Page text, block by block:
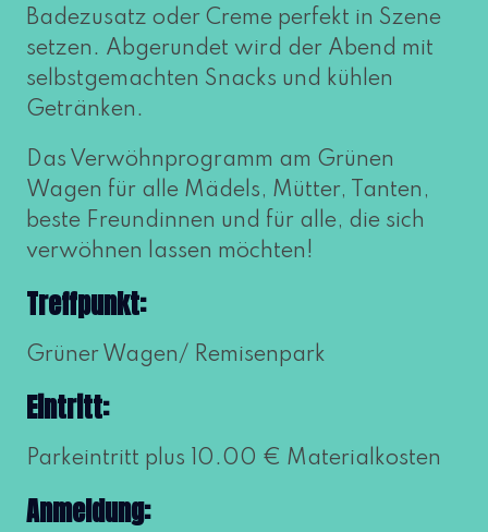
Badezusatz oder Creme per­fekt in Szene
set­zen. Abgerundet wird der Abend mit
selbst­ge­mach­ten Snacks und küh­len
Getränken.
Das Verwöhnprogramm am Grünen
Wagen für alle Mädels, Mütter, Tanten,
bes­te Freundinnen und für alle, die sich
ver­wöh­nen las­sen möchten!
Treffpunkt:
Grüner Wagen/ Remisenpark
Eintritt:
Parkeintritt plus 10.00 € Materialkosten
Anmeldung: